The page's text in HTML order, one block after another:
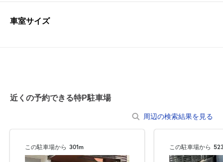
車室サイズ
近くの予約できる特P駐車場
周辺の検索結果を見る
この駐車場から 301m この駐車場から